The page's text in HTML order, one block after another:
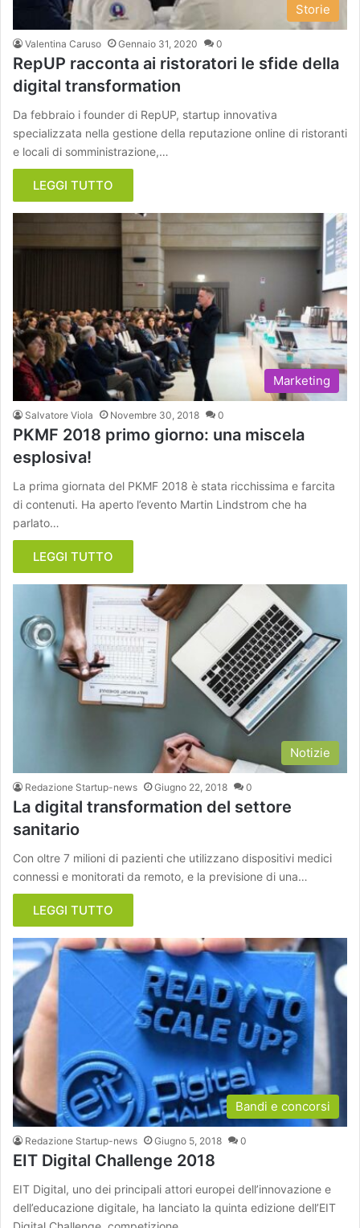
Storie
Valentina Caruso Gennaio 31, 2020 0
RepUP racconta ai ristoratori le sfide della
digital transformation
Da febbraio i founder di RepUP, startup innovativa
specializzata nella gestione della reputazione online di ristoranti
e locali di somministrazione,…
LEGGI TUTTO
Marketing
Salvatore Viola Novembre 30, 2018 0
PKMF 2018 primo giorno: una miscela
esplosiva!
La prima giornata del PKMF 2018 è stata ricchissima e farcita
di contenuti. Ha aperto l’evento Martin Lindstrom che ha
parlato…
LEGGI TUTTO
Notizie
Redazione Startup-news Giugno 22, 2018 0
La digital transformation del settore
sanitario
Con oltre 7 milioni di pazienti che utilizzano dispositivi medici
connessi e monitorati da remoto, e la previsione di una…
LEGGI TUTTO
Bandi e concorsi
Redazione Startup-news Giugno 5, 2018 0
EIT Digital Challenge 2018
EIT Digital, uno dei principali attori europei dell’innovazione e
dell’educazione digitale, ha lanciato la quinta edizione dell’EIT